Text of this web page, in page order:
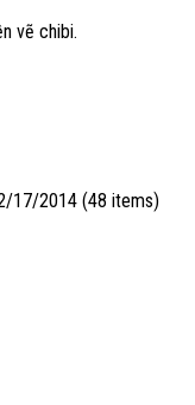
vẽ chibi.
17/2014 (48 items)